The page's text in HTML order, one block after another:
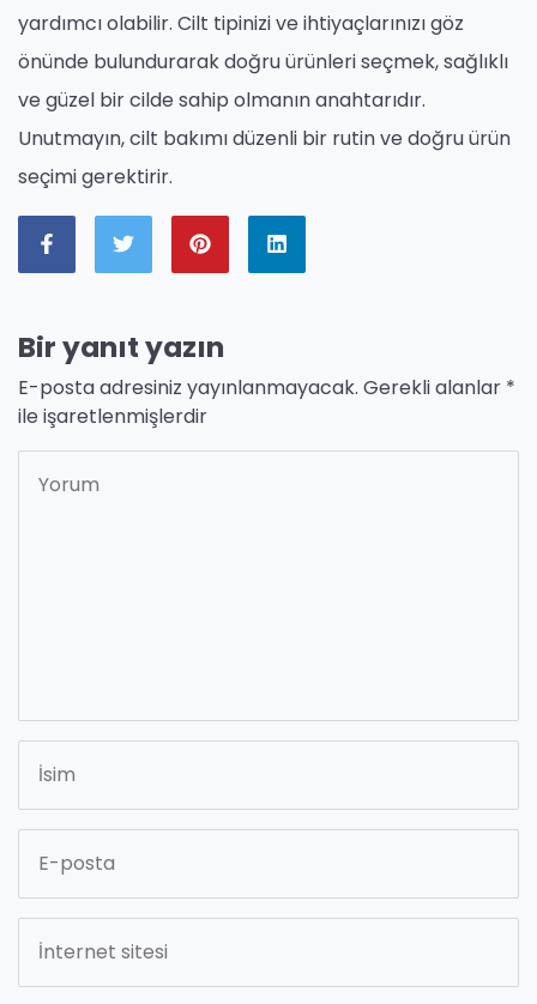
yardımcı olabilir. Cilt tipinizi ve ihtiyaçlarınızı göz
önünde bulundurarak doğru ürünleri seçmek, sağlıklı
ve güzel bir cilde sahip olmanın anahtarıdır.
Unutmayın, cilt bakımı düzenli bir rutin ve doğru ürün
seçimi gerektirir.
Bir yanıt yazın
E-posta adresiniz yayınlanmayacak. Gerekli alanlar *
ile işaretlenmişlerdir